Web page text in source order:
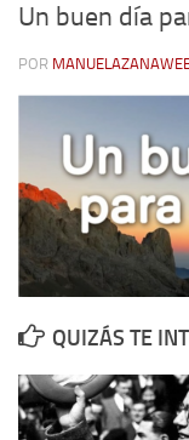
Quienes somos
Actividades
Contacto
Memoria Histórica
Investigación
1947).
Informe de la fosa
Enciclopedia
Militantes
Un buen día
POR
QUIZÁS TE